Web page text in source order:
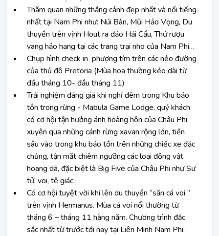
Thăm quan những thắng cảnh đẹp nhất và nổi tiếng
nhất tại Nam Phi như: Núi Bàn, Mũi Hảo Vọng, Du
thuyền trên vịnh Hout ra đảo Hải Cẩu, Thử rượu
vang hảo hạng tại các trang trại nho của Nam Phi…
Chụp hình check in phượng tím trên các nẻo đường
của thủ đô Pretoria (Mùa hoa thường kéo dài từ
đầu tháng 10- đầu tháng 11)
Trải nghiệm đáng giá khi nghỉ đêm trong Khu bảo
tồn trong rừng - Mabula Game Lodge, quý khách
có cơ hội tận hưởng ánh hoàng hôn của Châu Phi
xuyên qua những cánh rừng xavan rộng lớn, tiến
sâu vào trong khu bảo tồn trên những chiếc xe đặc
chủng, tận mắt chiêm ngưỡng các loại động vật
hoang dã, đặc biệt là Big Five của Châu Phi như Sư
tử, voi, tê giác…
Có cơ hội tuyệt vời khi lên du thuyền “săn cá voi “
trên vịnh Hermanus. Mùa cá voi nổi thường từ
tháng 6 – tháng 11 hàng năm. Chương trình đặc
sắc nhất từ trước tới nay tại Liên Minh Nam Phi.